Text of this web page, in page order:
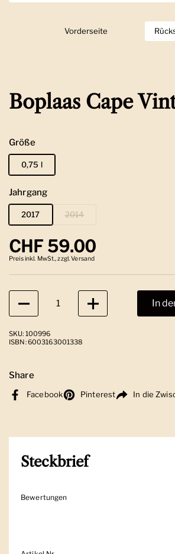
Zeige Folie 1
Vorderseite
Boplaas Cape
Größe
0,75 l
Jahrgang
2017 2014
Regulärer Preis
CHF 59.00
Preis inkl. MwSt., zzgl. Versand
Anzahl
In
SKU: 100996
ISBN: 6003163001338
Share
Facebook Pinterest In die
Steckbrief
Bewertungen